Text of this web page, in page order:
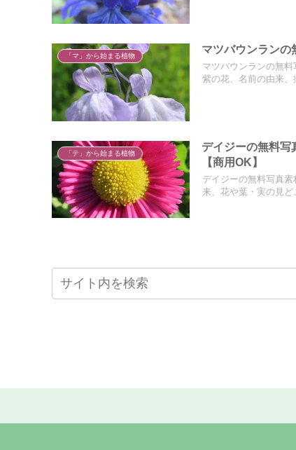
「マ」から始まる植物
マツバウンランの
マツバウンランの無
紫の花、名前の由来、
「テ」から始まる植物
デイジーの無料写
【商用OK】
デイジーの無料写真
来、花や葉・実の見ど